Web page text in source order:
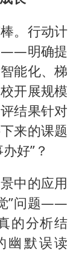
。行动计
——明确提
能化、梯
开展规模
结果针对
来的课题
好”？
中的应用
”问题——
的分析结
幽默误读